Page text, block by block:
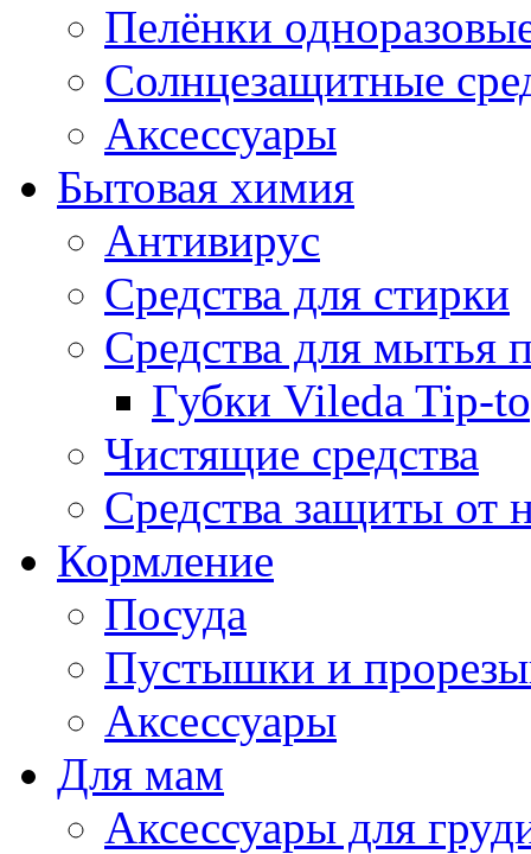
Пелёнки
Солнцезащитные
Аксессуары
Бытовая химия
Антивирус
Средства для стирки
Средства для мытья
Губки Vileda Tip-
Чистящие средства
Средства защиты от
Кормление
Посуда
Пустышки и
Аксессуары
Для мам
Аксессуары для